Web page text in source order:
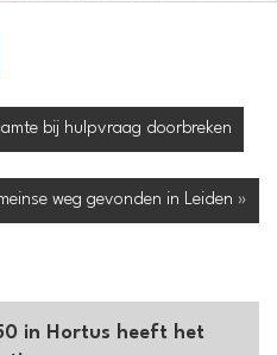
bij hulpvraag doorbreken
weg gevonden in Leiden »
in Hortus heeft het